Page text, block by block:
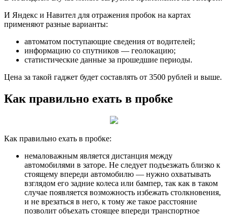
И Яндекс и Навител для отражения пробок на картах
применяют разные варианты:
автоматом поступающие сведения от водителей;
информацию со спутников — геолокацию;
статистические данные за прошедшие периоды.
Цена за такой гаджет будет составлять от 3500 рублей и выше.
Как правильно ехать в пробке
Как правильно ехать в пробке:
немаловажным является дистанция между
автомобилями в заторе. Не следует подъезжать близко к
стоящему впереди автомобилю — нужно охватывать
взглядом его задние колеса или бампер, так как в таком
случае появляется возможность избежать столкновения,
и не врезаться в него, к тому же такое расстояние
позволит объехать стоящее впереди транспортное